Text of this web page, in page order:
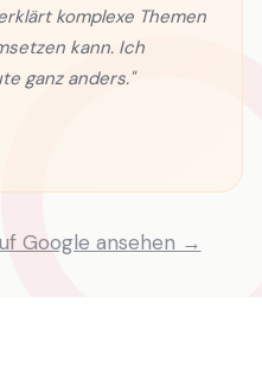
komplexe Themen
kann. Ich
ganz anders."
Google ansehen →